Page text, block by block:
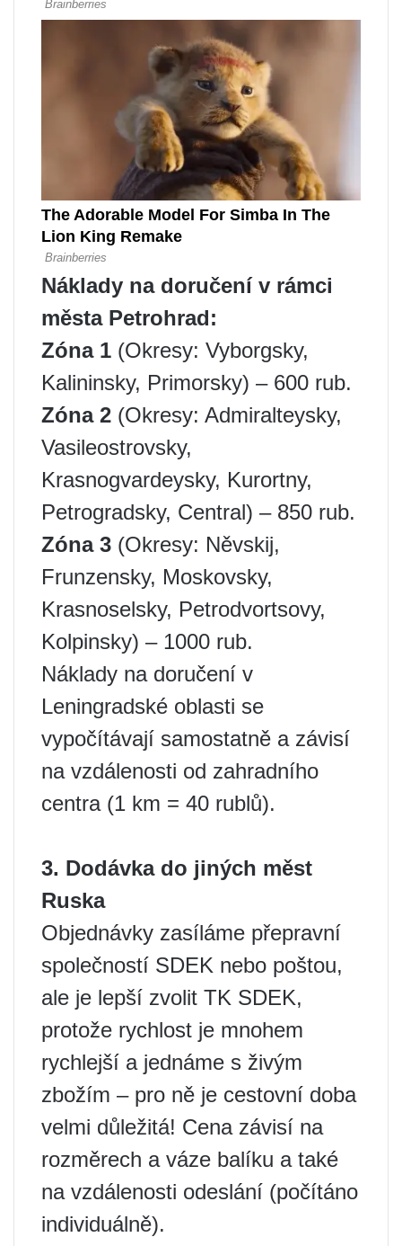
Náklady na doručení v rámci
města Petrohrad:
Zóna 1 (Okresy: Vyborgsky,
Kalininsky, Primorsky) – 600 rub.
Zóna 2 (Okresy: Admiralteysky,
Vasileostrovsky,
Krasnogvardeysky, Kurortny,
Petrogradsky, Central) – 850 rub.
Zóna 3 (Okresy: Něvskij,
Frunzensky, Moskovsky,
Krasnoselsky, Petrodvortsovy,
Kolpinsky) – 1000 rub.
Náklady na doručení v
Leningradské oblasti se
vypočítávají samostatně a závisí
na vzdálenosti od zahradního
centra (1 km = 40 rublů).
3. Dodávka do jiných měst
Ruska
Objednávky zasíláme přepravní
společností SDEK nebo poštou,
ale je lepší zvolit TK SDEK,
protože rychlost je mnohem
rychlejší a jednáme s živým
zbožím – pro ně je cestovní doba
velmi důležitá! Cena závisí na
rozměrech a váze balíku a také
na vzdálenosti odeslání (počítáno
individuálně).